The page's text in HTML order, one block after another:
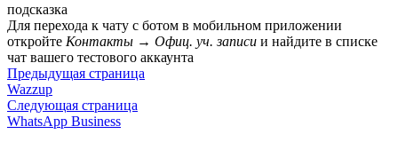
подсказка
Для перехода к чату с ботом в мобильном приложении
откройте Контакты → Офиц. уч. записи и найдите в списке
чат вашего тестового аккаунта
Предыдущая страница
Wazzup
Следующая страница
WhatsApp Business